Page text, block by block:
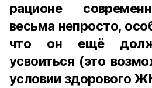
рационе
весьма непросто,
что он ещё
усвоиться (это
условии здорового